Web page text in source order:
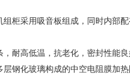
采用吸音板组成，同时内部配
耐高低温，抗老化，密封性能良
化玻璃构成的中空电阻膜加热